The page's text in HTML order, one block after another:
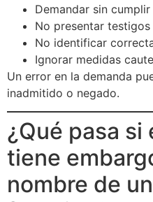
Demandar sin
No presentar
No identificar
Ignorar medidas
Un error en la demanda
inadmitido o negado.
¿Qué pasa si
tiene
nombre de